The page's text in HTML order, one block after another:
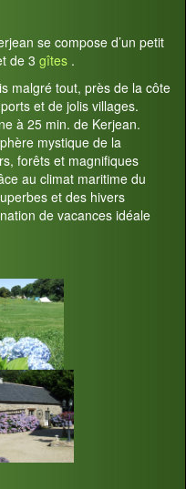
se compose d’un petit
de 3 gîtes .
malgré tout, près de la côte
et de jolis villages.
à 25 min. de Kerjean.
mystique de la
forêts et magnifiques
au climat maritime du
et des hivers
de vacances idéale